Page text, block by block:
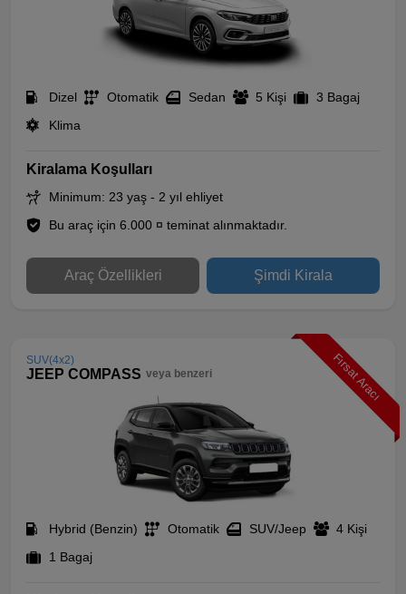
Dizel Otomatik Sedan 5 Kişi
3 Bagaj
Klima
Kiralama Koşulları
Minimum: 23 yaş - 2 yıl ehliyet
Bu araç için 6.000 ¤ teminat alınmaktadır.
Araç Özellikleri Şimdi Kirala
Fırsat Aracı
SUV(4x2)
JEEP COMPASS veya benzeri
Hybrid (Benzin) Otomatik SUV/Jeep
4 Kişi
1 Bagaj